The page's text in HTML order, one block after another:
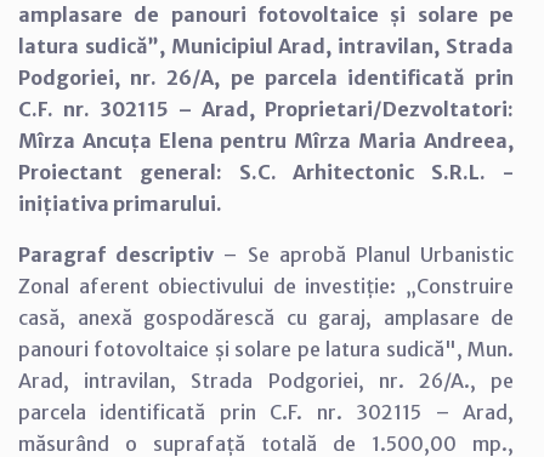
amplasare de panouri fotovoltaice și solare pe
latura sudică”, Municipiul Arad, intravilan, Strada
Podgoriei, nr. 26/A, pe parcela identificată prin
C.F. nr. 302115 – Arad, Proprietari/Dezvoltatori:
Mîrza Ancuța Elena pentru Mîrza Maria Andreea,
Proiectant general: S.C. Arhitectonic S.R.L. -
inițiativa primarului.
Paragraf descriptiv – Se aprobă Planul Urbanistic
Zonal aferent obiectivului de investiție: „Construire
casă, anexă gospodărescă cu garaj, amplasare de
panouri fotovoltaice și solare pe latura sudică", Mun.
Arad, intravilan, Strada Podgoriei, nr. 26/A., pe
parcela identificată prin C.F. nr. 302115 – Arad,
măsurând o suprafață totală de 1.500,00 mp.,